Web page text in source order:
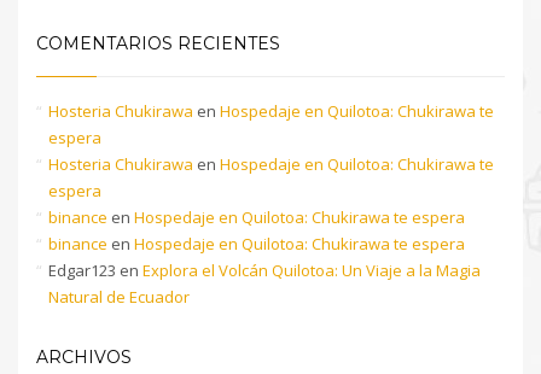
COMENTARIOS RECIENTES
Hosteria Chukirawa en Hospedaje en Quilotoa: Chukirawa te
espera
Hosteria Chukirawa en Hospedaje en Quilotoa: Chukirawa te
espera
binance en Hospedaje en Quilotoa: Chukirawa te espera
binance en Hospedaje en Quilotoa: Chukirawa te espera
Edgar123 en Explora el Volcán Quilotoa: Un Viaje a la Magia
Natural de Ecuador
ARCHIVOS